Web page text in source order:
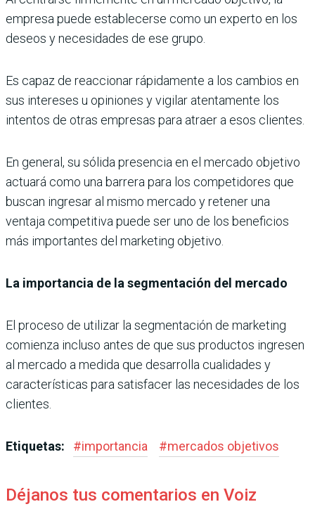
empresa puede establecerse como un experto en los
deseos y necesidades de ese grupo.
Es capaz de reaccionar rápidamente a los cambios en
sus intereses u opiniones y vigilar atentamente los
intentos de otras empresas para atraer a esos clientes.
En general, su sólida presencia en el mercado objetivo
actuará como una barrera para los competidores que
buscan ingresar al mismo mercado y retener una
ventaja competitiva puede ser uno de los beneficios
más importantes del marketing objetivo.
La importancia de la segmentación del mercado
El proceso de utilizar la segmentación de marketing
comienza incluso antes de que sus productos ingresen
al mercado a medida que desarrolla cualidades y
características para satisfacer las necesidades de los
clientes.
Etiquetas: #importancia #mercados objetivos
Déjanos tus comentarios en Voiz